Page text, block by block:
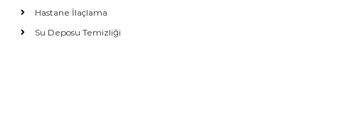
Hastane İlaçlama
Su Deposu Temizliği